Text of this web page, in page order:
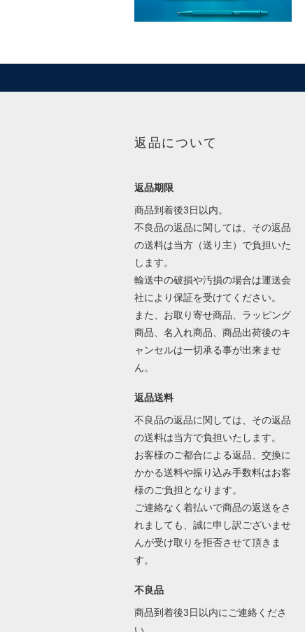
返品について
返品期限
商品到着後3日以内。
不良品の返品に関しては、その返品
の送料は当方（送り主）で負担いた
します。
輸送中の破損や汚損の場合は運送会
社により保証を受けてください。
また、お取り寄せ商品、ラッピング
商品、名入れ商品、商品出荷後のキ
ャンセルは一切承る事が出来ませ
ん。
返品送料
不良品の返品に関しては、その返品
の送料は当方で負担いたします。
お客様のご都合による返品、交換に
かかる送料や振り込み手数料はお客
様のご負担となります。
ご連絡なく着払いで商品の返送をさ
れましても、誠に申し訳ございませ
んが受け取りを拒否させて頂きま
す。
不良品
商品到着後3日以内にご連絡くださ